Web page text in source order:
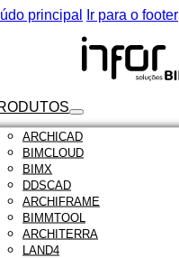
principal Ir para o footer
ARCHICAD
BIMCLOUD
BIMX
DDSCAD
ARCHIFRAME
BIMMTOOL
ARCHITERRA
LAND4